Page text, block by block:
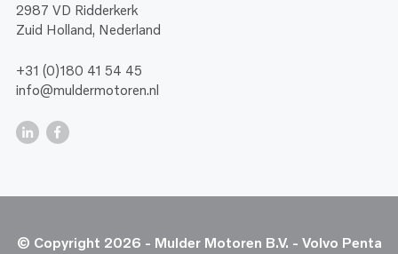
2987 VD Ridderkerk
Zuid Holland, Nederland
+31 (0)180 41 54 45
info@muldermotoren.nl
© Copyright 2026 - Mulder Motoren B.V. - Volvo Penta